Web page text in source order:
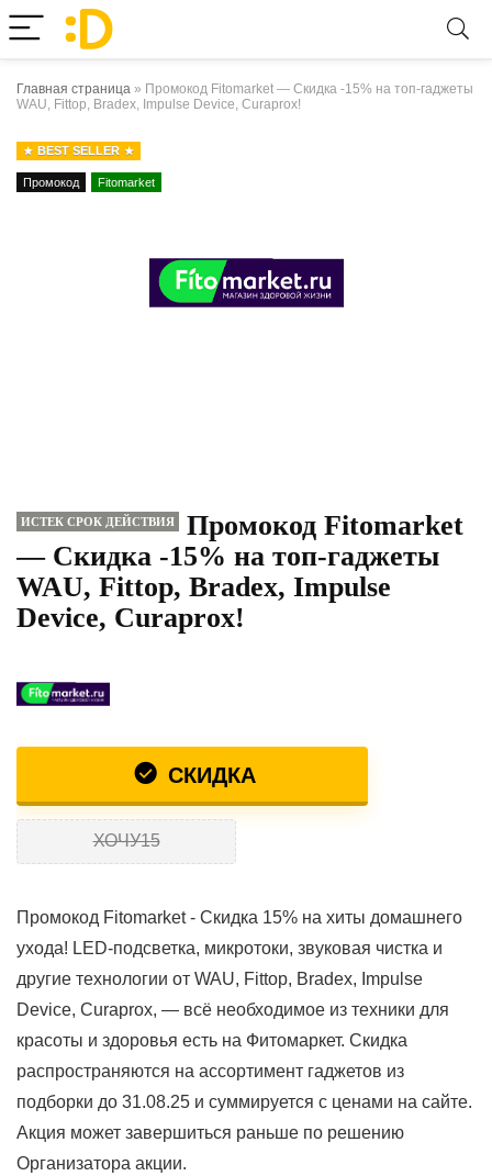
Главная страница » Промокод Fitomarket — Скидка -15% на топ-гаджеты
WAU, Fittop, Bradex, Impulse Device, Curaprox!
BEST SELLER
Промокод Fitomarket
ИСТЕК СРОК ДЕЙСТВИЯ
Промокод Fitomarket
— Скидка -15% на топ-гаджеты
WAU, Fittop, Bradex, Impulse
Device, Curaprox!
СКИДКА
ХОЧУ15
Промокод Fitomarket - Скидка 15% на хиты домашнего
ухода! LED-подсветка, микротоки, звуковая чистка и
другие технологии от WAU, Fittop, Bradex, Impulse
Device, Curaprox, — всё необходимое из техники для
красоты и здоровья есть на Фитомаркет. Скидка
распространяются на ассортимент гаджетов из
подборки до 31.08.25 и суммируется с ценами на сайте.
Акция может завершиться раньше по решению
Организатора акции.